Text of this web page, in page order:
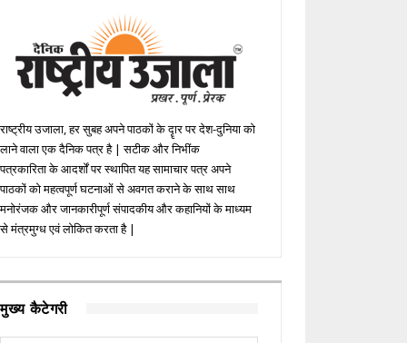
राष्ट्रीय उजाला, हर सुबह अपने पाठकों के दॄार पर देश-दुनिया को
लाने वाला एक दैनिक पत्र है | सटीक और निभींक
पत्रकारिता के आदर्शों पर स्थापित यह सामाचार पत्र अपने
पाठकों को महत्वपूर्ण घटनाओं से अवगत कराने के साथ साथ
मनोरंजक और जानकारीपूर्ण संपादकीय और कहानियों के माध्यम
से मंत्रमुग्ध एवं लोकित करता है |
मुख्य कैटेगरी